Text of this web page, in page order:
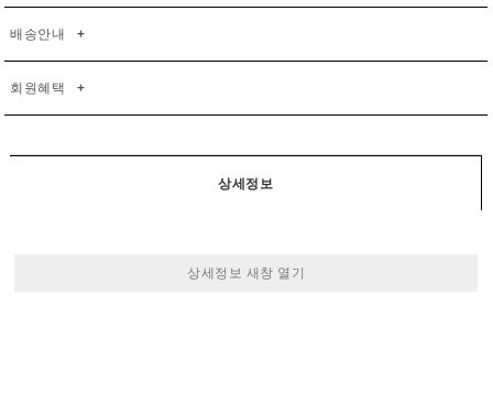
배송안내 +
회원혜택 +
상세정보
상세정보 새창 열기